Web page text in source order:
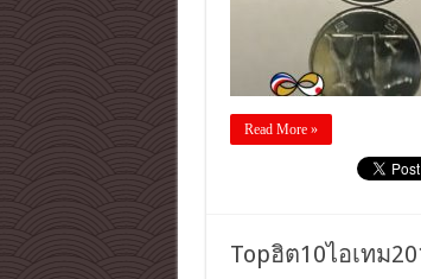
ฝาก
คน
ไทย
สำหรับ
ญี่ปุ่น
Read More »
Topฮิต10ไอเทม